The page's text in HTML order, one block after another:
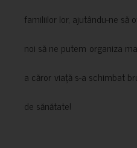
familiilor lor, ajutându-ne
noi să ne putem organiza
a căror viață s-a schimbat
de sănătate!